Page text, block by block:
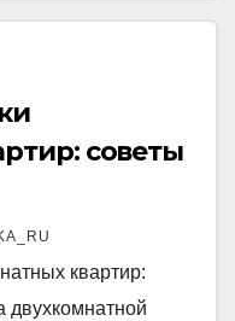
советы
квартир:
двухкомнатной